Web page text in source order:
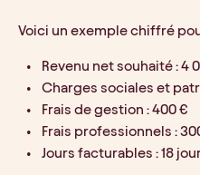
Voici un exemple chiffré
Revenu net souhaité : 4
Charges sociales et
Frais de gestion : 400 €
Frais professionnels :
Jours facturables : 18